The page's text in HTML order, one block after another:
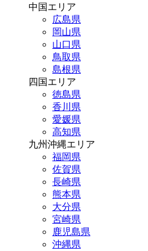
中国エリア
広島県
岡山県
山口県
鳥取県
島根県
四国エリア
徳島県
香川県
愛媛県
高知県
九州沖縄エリア
福岡県
佐賀県
長崎県
熊本県
大分県
宮崎県
鹿児島県
沖縄県